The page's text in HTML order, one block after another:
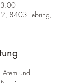
2, 8403 Lebring,
Atem und